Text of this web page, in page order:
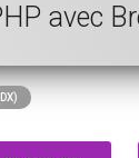
avec